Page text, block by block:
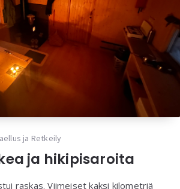
ja Retkeily
ja hikipisaroita
raskas. Viimeiset kaksi kilometriä